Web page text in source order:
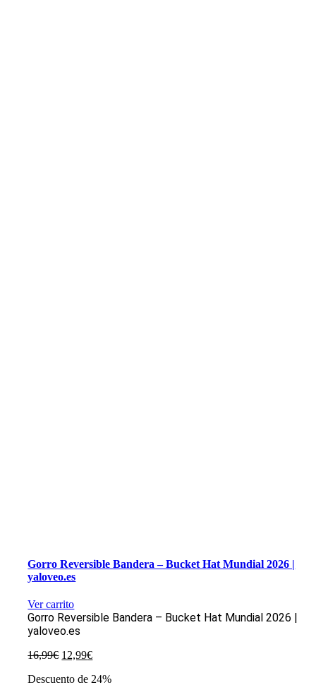
Gorro Reversible Bandera – Bucket Hat Mundial 2026 |
yaloveo.es
Ver carrito
Gorro Reversible Bandera – Bucket Hat Mundial 2026 |
yaloveo.es
16,99€ El
original
12,99€El
actual
Descuento de 24%